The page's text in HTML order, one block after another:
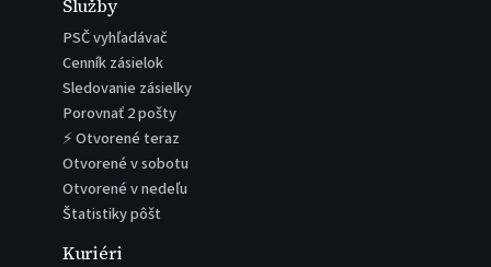
Služby
PSČ vyhľadávač
Cenník zásielok
Sledovanie zásielky
Porovnať 2 pošty
⚡ Otvorené teraz
Otvorené v sobotu
Otvorené v nedeľu
Štatistiky pôšt
Kuriéri